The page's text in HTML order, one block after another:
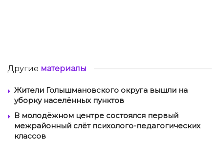
Другие материалы
Жители Голышмановского округа вышли на
уборку населённых пунктов
В молодёжном центре состоялся первый
межрайонный слёт психолого-педагогических
классов